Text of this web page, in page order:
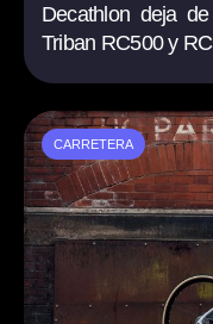
Decathlon deja
Triban RC500 y
CARRETERA